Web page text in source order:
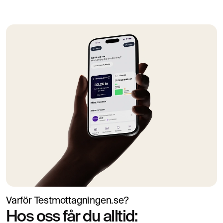
Varför Testmottagningen.se?
Hos oss får du alltid: